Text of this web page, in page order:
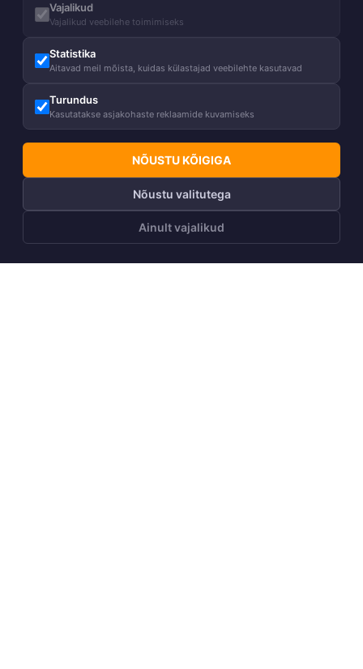
Vajalikud
Vajalikud veebilehe toimimiseks
Statistika
Aitavad meil mõista, kuidas külastajad veebilehte kasutavad
Turundus
Kasutatakse asjakohaste reklaamide kuvamiseks
NÕUSTU KÕIGIGA
Nõustu valitutega
Ainult vajalikud